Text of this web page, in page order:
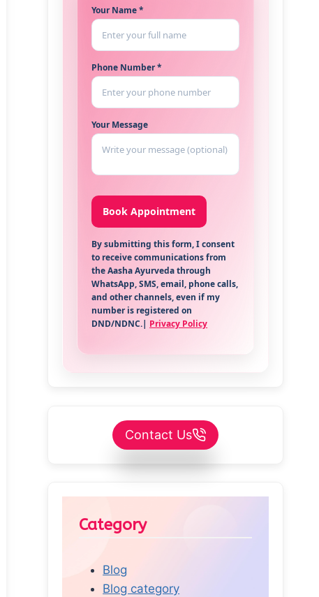
Your Name *
Phone Number *
Your Message
By submitting this form, I consent
to receive communications from
the Aasha Ayurveda through
WhatsApp, SMS, email, phone calls,
and other channels, even if my
number is registered on
DND/NDNC.| Privacy Policy
Contact Us
Category
Blog
Blog category